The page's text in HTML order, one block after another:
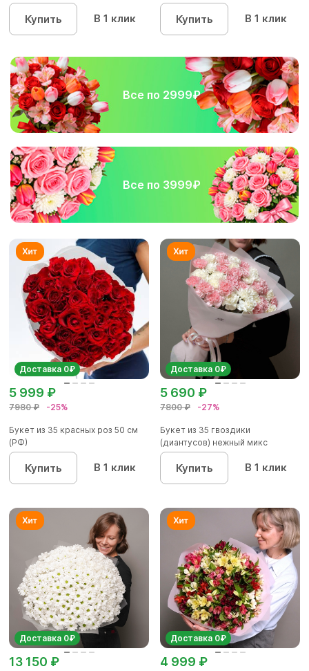
Купить В 1 клик Купить В 1 клик
Все по 2999₽
Все по 3999₽
Доставка 0₽
7980 ₽ -25%
5 999 ₽
Букет из 35 красных роз 50 см
(РФ)
Купить В 1 клик
Доставка 0₽
7800 ₽ -27%
5 690 ₽
Букет из 35 гвоздики
(диантусов) нежный микс
Купить В 1 клик
Доставка 0₽
13 150 ₽
Доставка 0₽
4 999 ₽